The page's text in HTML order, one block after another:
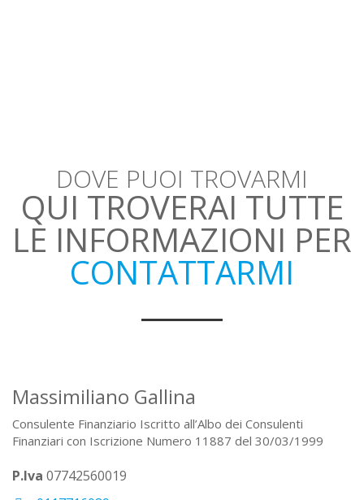
DOVE PUOI TROVARMI
QUI TROVERAI TUTTE
LE INFORMAZIONI PER
CONTATTARMI
Massimiliano Gallina
Consulente Finanziario Iscritto all’Albo dei Consulenti
Finanziari con Iscrizione Numero 11887 del 30/03/1999
P.Iva 07742560019